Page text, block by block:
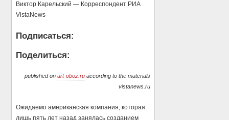
Виктор Карельский — Корреспондент РИА
VistaNews
Подписаться:
Поделиться:
published on art-oboz.ruaccording to the materials
vistanews.ru
Ожидаемо американская компания, которая
лишь пять лет назад занялась созданием